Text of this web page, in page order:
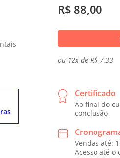
R$ 88,00
ou 12x de R$ 7,33
Certificado
Ao final do
conclusão
Vendas até:
Acesso até o